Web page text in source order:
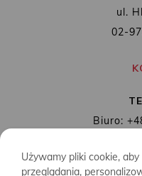
ul.
02-
Biuro:
MAIL:
Używamy pliki cookie,
przeglądania,